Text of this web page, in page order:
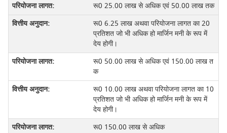
रू0 25.00 लाख से अधिक एवं 50.00 लाख तक
रू0 6.25 लाख अथवा परियोजना लागत का 20
प्रतिशत जो भी अधिक हो मार्जिन मनी के रूप में
देय होगी।
रू0 50.00 लाख से अधिक एवं 150.00 लाख त
क
रू0 10.00 लाख अथवा परियोजना लागत का 10
प्रतिशत जो भी अधिक हो मार्जिन मनी के रूप में
देय होगी।
रू0 150.00 लाख से अधिक